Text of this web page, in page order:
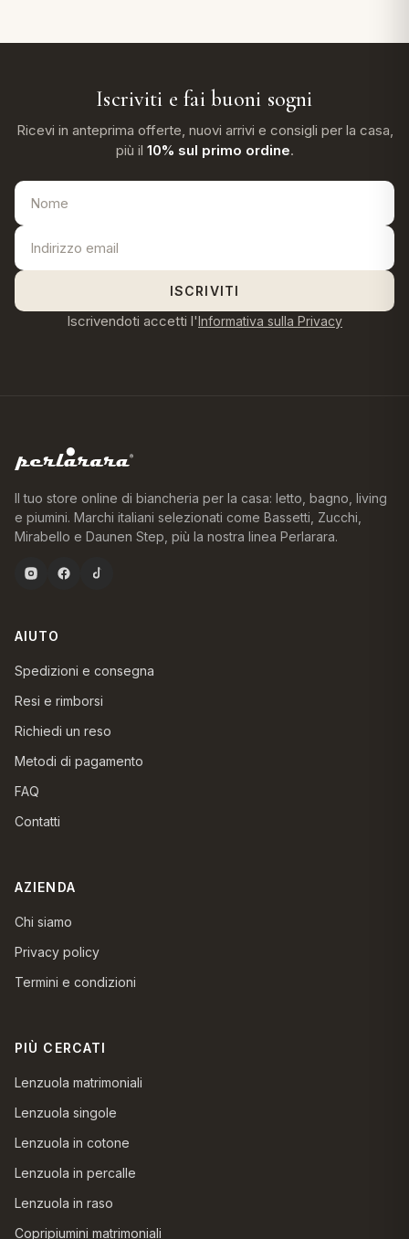
Iscriviti e fai buoni sogni
Ricevi in anteprima offerte, nuovi arrivi e consigli per la casa,
più il 10% sul primo ordine.
ISCRIVITI
Iscrivendoti accetti l'Informativa sulla Privacy
Il tuo store online di biancheria per la casa: letto, bagno, living
e piumini. Marchi italiani selezionati come Bassetti, Zucchi,
Mirabello e Daunen Step, più la nostra linea Perlarara.
AIUTO
Spedizioni e consegna
Resi e rimborsi
Richiedi un reso
Metodi di pagamento
FAQ
Contatti
AZIENDA
Chi siamo
Privacy policy
Termini e condizioni
PIÙ CERCATI
Lenzuola matrimoniali
Lenzuola singole
Lenzuola in cotone
Lenzuola in percalle
Lenzuola in raso
Copripiumini matrimoniali